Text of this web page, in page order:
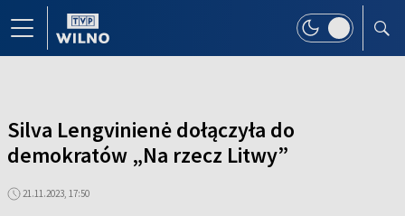
Silva Lengvinienė dołączyła do
demokratów „Na rzecz Litwy”
21.11.2023, 17:50